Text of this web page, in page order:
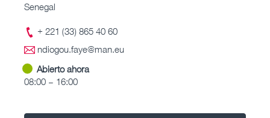
Senegal
+ 221 (33) 865 40 60
ndiogou.faye@man.eu
Abierto ahora
08:00 – 16:00